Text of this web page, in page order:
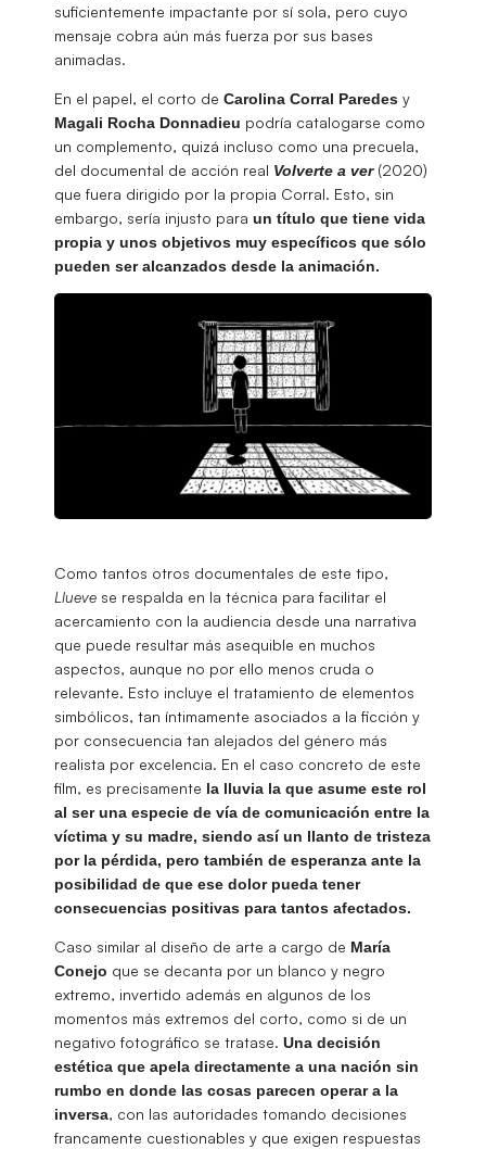
suficientemente impactante por sí sola, pero cuyo
mensaje cobra aún más fuerza por sus bases
animadas.
En el papel, el corto de Carolina Corral Paredes y
Magali Rocha Donnadieu podría catalogarse como
un complemento, quizá incluso como una precuela,
del documental de acción real Volverte a ver(2020)
que fuera dirigido por la propia Corral. Esto, sin
embargo, sería injusto para un título que tiene vida
propia y unos objetivos muy específicos que sólo
pueden ser alcanzados desde la animación.
Como tantos otros documentales de este tipo,
Llueve se respalda en la técnica para facilitar el
acercamiento con la audiencia desde una narrativa
que puede resultar más asequible en muchos
aspectos, aunque no por ello menos cruda o
relevante. Esto incluye el tratamiento de elementos
simbólicos, tan íntimamente asociados a la ficción y
por consecuencia tan alejados del género más
realista por excelencia. En el caso concreto de este
film, es precisamente la lluvia la que asume este rol
al ser una especie de vía de comunicación entre la
víctima y su madre, siendo así un llanto de tristeza
por la pérdida, pero también de esperanza ante la
posibilidad de que ese dolor pueda tener
consecuencias positivas para tantos afectados.
Caso similar al diseño de arte a cargo de María
Conejo que se decanta por un blanco y negro
extremo, invertido además en algunos de los
momentos más extremos del corto, como si de un
negativo fotográfico se tratase. Una decisión
estética que apela directamente a una nación sin
rumbo en donde las cosas parecen operar a la
inversa, con las autoridades tomando decisiones
francamente cuestionables y que exigen respuestas